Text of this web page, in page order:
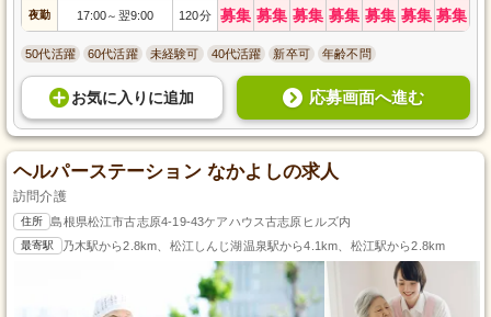
夜勤 17:00～ 翌9:00 120分 募集 募集 募集 募集 募集 募集 募集
50代活躍 60代活躍 未経験可 40代活躍 新卒可 年齢不問
お気に入り に追加 応募画面へ進む
ヘルパーステーション なかよしの求人
訪問介護
住所 島根県松江市古志原4-19-43ケアハウス古志原ヒルズ内
最寄駅 乃木駅から2.8km、松江しんじ湖温泉駅から4.1km、松江駅から2.8km